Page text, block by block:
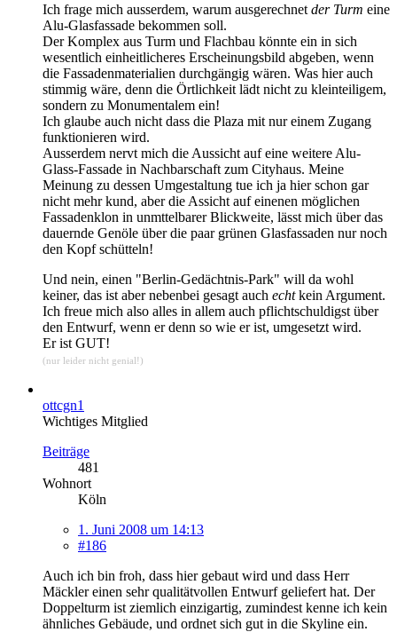
Ich frage mich ausserdem, warum ausgerechnet der Turm eine
Alu-Glasfassade bekommen soll.
Der Komplex aus Turm und Flachbau könnte ein in sich
wesentlich einheitlicheres Erscheinungsbild abgeben, wenn
die Fassadenmaterialien durchgängig wären. Was hier auch
stimmig wäre, denn die Örtlichkeit lädt nicht zu kleinteiligem,
sondern zu Monumentalem ein!
Ich glaube auch nicht dass die Plaza mit nur einem Zugang
funktionieren wird.
Ausserdem nervt mich die Aussicht auf eine weitere Alu-
Glass-Fassade in Nachbarschaft zum Cityhaus. Meine
Meinung zu dessen Umgestaltung tue ich ja hier schon gar
nicht mehr kund, aber die Assicht auf einenen möglichen
Fassadenklon in unmttelbarer Blickweite, lässt mich über das
dauernde Genöle über die paar grünen Glasfassaden nur noch
den Kopf schütteln!
Und nein, einen "Berlin-Gedächtnis-Park" will da wohl
keiner, das ist aber nebenbei gesagt auch echtkein Argument.
Ich freue mich also alles in allem auch pflichtschuldigst über
den Entwurf, wenn er denn so wie er ist, umgesetzt wird.
Er ist GUT!
(nur leider nicht genial!)
ottcgn1
Wichtiges Mitglied
Beiträge
481
Wohnort
Köln
1. Juni 2008 um 14:13
#186
Auch ich bin froh, dass hier gebaut wird und dass Herr
Mäckler einen sehr qualitätvollen Entwurf geliefert hat. Der
Doppelturm ist ziemlich einzigartig, zumindest kenne ich kein
ähnliches Gebäude, und ordnet sich gut in die Skyline ein.